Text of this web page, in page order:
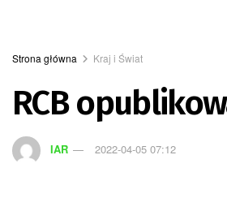
Strona główna Kraj i Świat
RCB
IAR 2022-04-05 07:12